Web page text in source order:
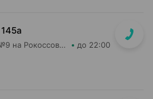
ФармОстров ООО Аптека №9 на Рокоссовского до 22:00